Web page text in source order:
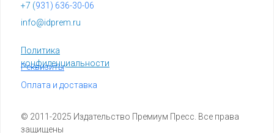
© 2011-2025 Издательство Премиум Пресс. Все права
защищены
info@idprem.ru
Политика
конфиденциальности
+7 (931) 636-30-06
Реквизиты
Оплата и доставка